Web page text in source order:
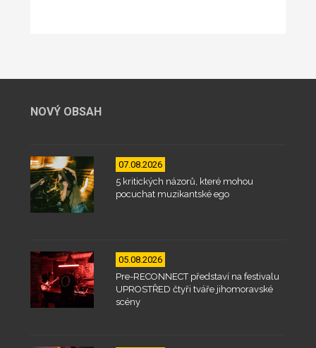
NOVÝ OBSAH
07.08.2026
5 kritických názorů, které mohou
pocuchat muzikantské ego
05.08.2026
Pre-RECONNECT představí na festivalu
UPROSTŘED čtyři tváře jihomoravské
scény